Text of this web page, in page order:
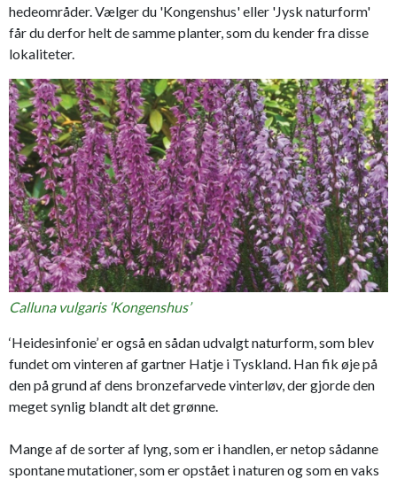
hedeområder. Vælger du 'Kongenshus' eller 'Jysk naturform'
får du derfor helt de samme planter, som du kender fra disse
lokaliteter.
Calluna vulgaris ‘Kongenshus’
‘Heidesinfonie’ er også en sådan udvalgt naturform, som blev
fundet om vinteren af gartner Hatje i Tyskland. Han fik øje på
den på grund af dens bronzefarvede vinterløv, der gjorde den
meget synlig blandt alt det grønne.
Mange af de sorter af lyng, som er i handlen, er netop sådanne
spontane mutationer, som er opstået i naturen og som en vaks